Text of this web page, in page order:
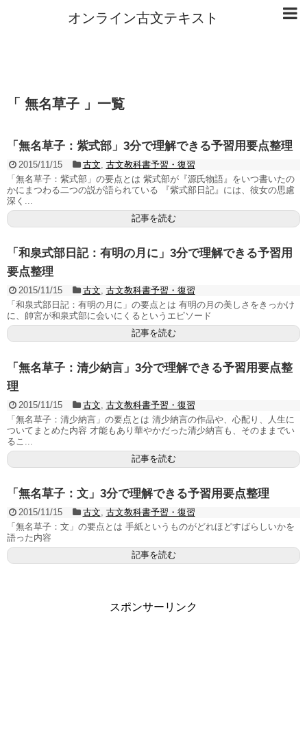
オンライン古文テキスト
「 無名草子 」一覧
「無名草子：紫式部」3分で理解できる予習用要点整理
2015/11/15 古文 古文教科書予習・復習
「無名草子：紫式部」の要点とは 紫式部が『源氏物語』をいつ書いたの
かにまつわる二つの説が語られている 『紫式部日記』には、彼女の思慮
深く...
記事を読む
「和泉式部日記：有明の月に」3分で理解できる予習用
要点整理
2015/11/15 古文 古文教科書予習・復習
「和泉式部日記：有明の月に」の要点とは 有明の月の美しさをきっかけ
に、帥宮が和泉式部に会いにくるというエピソード
記事を読む
「無名草子：清少納言」3分で理解できる予習用要点整
理
2015/11/15 古文 古文教科書予習・復習
「無名草子：清少納言」の要点とは 清少納言の作品や、心配り、人生に
ついてまとめた内容 才能もあり華やかだった清少納言も、そのままでい
るこ...
記事を読む
「無名草子：文」3分で理解できる予習用要点整理
2015/11/15 古文 古文教科書予習・復習
「無名草子：文」の要点とは 手紙というものがどれほどすばらしいかを
語った内容
記事を読む
スポンサーリンク